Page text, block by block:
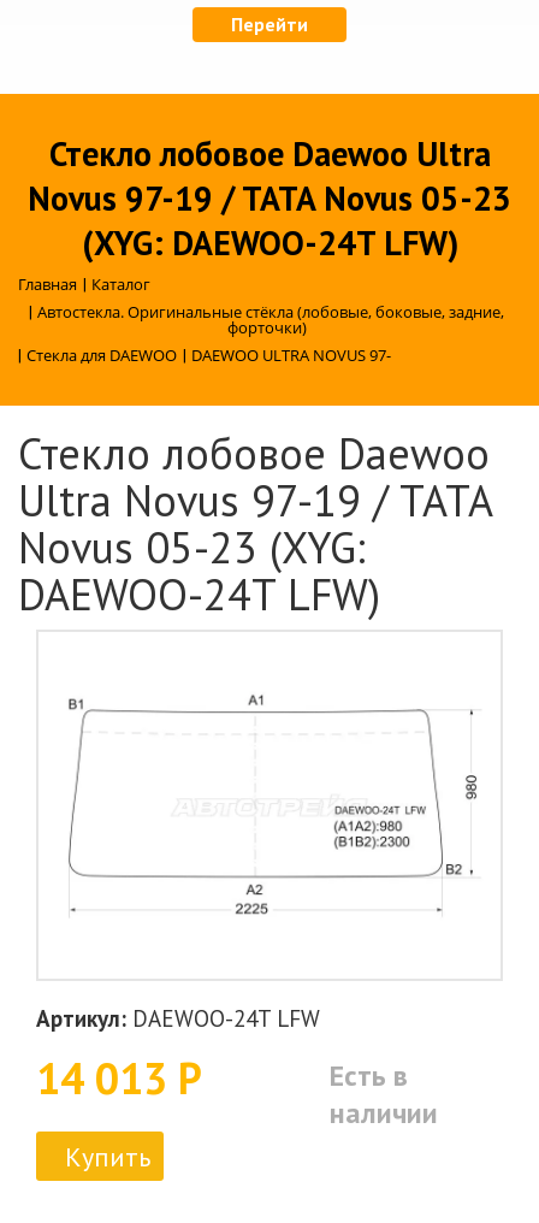
Перейти
Стекло лобовое Daewoo Ultra
Novus 97-19 / TATA Novus 05-23
(XYG: DAEWOO-24T LFW)
Главная | Каталог
| Автостекла. Оригинальные стёкла (лобовые, боковые, задние,
форточки)
| Стекла для DAEWOO | DAEWOO ULTRA NOVUS 97-
Стекло лобовое Daewoo
Ultra Novus 97-19 / TATA
Novus 05-23 (XYG:
DAEWOO-24T LFW)
Артикул: DAEWOO-24T LFW
14 013 Р
Есть в
наличии
Купить